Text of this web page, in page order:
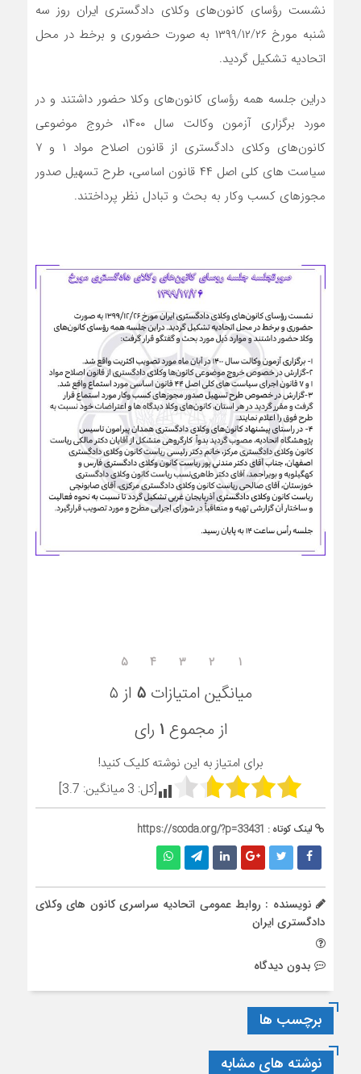
نشست رؤسای کانون‌های وکلای دادگستری ایران روز سه
شنبه مورخ ۱۳۹۹/۱۲/۲۶ به صورت حضوری و برخط در محل
اتحادیه تشکیل گردید.
دراین جلسه همه رؤسای کانون‌های وکلا حضور داشتند و در
مورد برگزاری آزمون وکالت سال ۱۴۰۰، خروج موضوعی
کانون‌های وکلای دادگستری از قانون اصلاح مواد ۱ و ۷
سیاست های کلی اصل ۴۴ قانون اساسی، طرح تسهیل صدور
مجوزهای کسب وکار به بحث و تبادل نظر پرداختند.
۱ ۲ ۳ ۴ ۵
میانگین امتیازات ۵ از ۵
از مجموع ۱ رای
برای امتیاز به این نوشته کلیک کنید!
[کل: 3 میانگین: 3.7
]
لینک کوتاه : https://scoda.org/?p=33431
نویسنده : روابط عمومی اتحادیه سراسری کانون های وکلای
دادگستری ایران
بدون دیدگاه
برچسب ها
نوشته های مشابه